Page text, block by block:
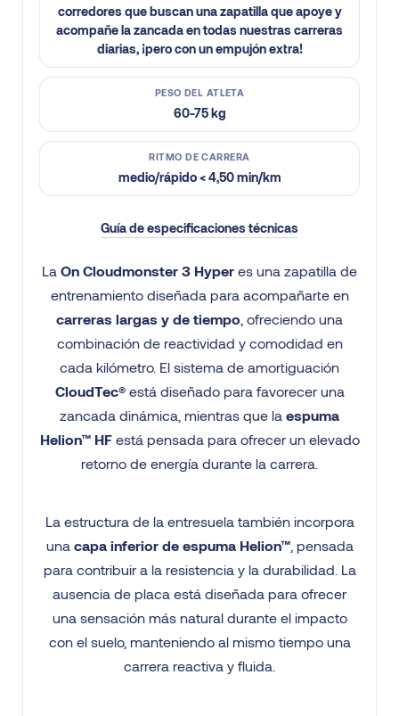
corredores que buscan una zapatilla que apoye y
acompañe la zancada en todas nuestras carreras
diarias, ¡pero con un empujón extra!
PESO DEL ATLETA
60-75 kg
RITMO DE CARRERA
medio/rápido < 4,50 min/km
Guía de especificaciones técnicas
La On Cloudmonster 3 Hyper es una zapatilla de
entrenamiento diseñada para acompañarte en
carreras largas y de tiempo , ofreciendo una
combinación de reactividad y comodidad en
cada kilómetro. El sistema de amortiguación
CloudTec®está diseñado para favorecer una
zancada dinámica, mientras que la espuma
Helion™ HFestá pensada para ofrecer un elevado
retorno de energía durante la carrera.
La estructura de la entresuela también incorpora
una capa inferior de espuma Helion™, pensada
para contribuir a la resistencia y la durabilidad. La
ausencia de placa está diseñada para ofrecer
una sensación más natural durante el impacto
con el suelo, manteniendo al mismo tiempo una
carrera reactiva y fluida.